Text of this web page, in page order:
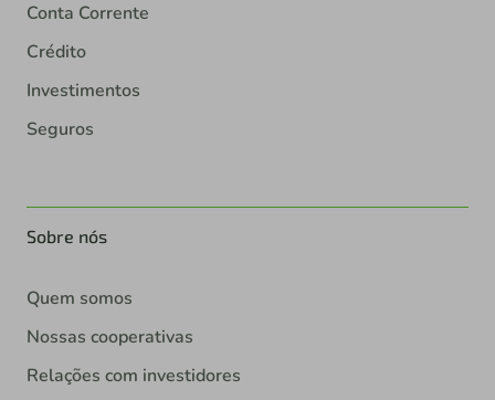
Conta Corrente
Crédito
Investimentos
Seguros
Sobre nós
Quem somos
Nossas cooperativas
Relações com investidores